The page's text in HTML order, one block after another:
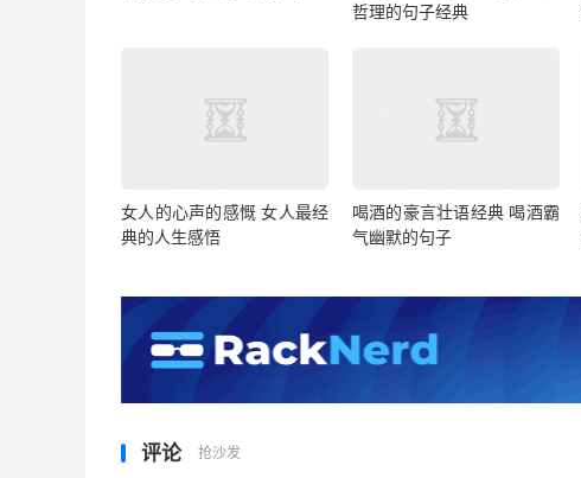
哲理的句子经典
女人的心声的感慨 女人最经
典的人生感悟
喝酒的豪言壮语经典 喝酒霸
气幽默的句子
评论 抢沙发